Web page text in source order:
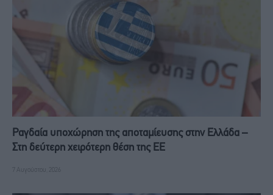
Ραγδαία υποχώρηση της αποταμίευσης στην Ελλάδα –
Στη δεύτερη χειρότερη θέση της ΕΕ
7 Αυγούστου, 2026